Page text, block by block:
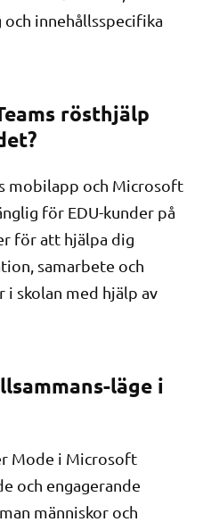
innehållsspecifika
rösthjälp
mobilapp och Microsoft
för EDU-kunder på
för att hjälpa dig
samarbete och
skolan med hjälp av
läge i
Mode i Microsoft
och engagerande
människor och